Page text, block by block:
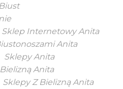
Sklep Internetowy Anita
Anita
Sklepy Anita
Anita
Sklepy Z Bielizną Anita